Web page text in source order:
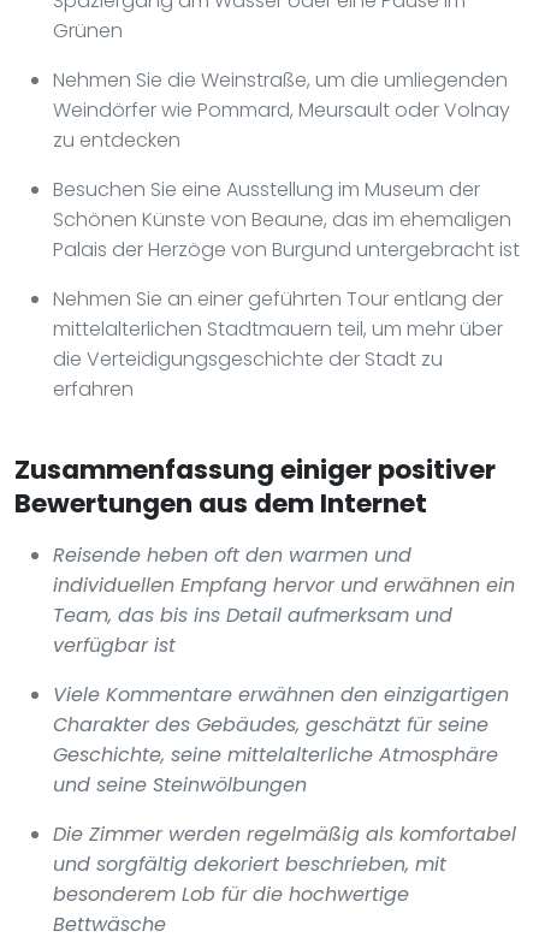
Grünen
Nehmen Sie die Weinstraße, um die umliegenden
Weindörfer wie Pommard, Meursault oder Volnay
zu entdecken
Besuchen Sie eine Ausstellung im Museum der
Schönen Künste von Beaune, das im ehemaligen
Palais der Herzöge von Burgund untergebracht ist
Nehmen Sie an einer geführten Tour entlang der
mittelalterlichen Stadtmauern teil, um mehr über
die Verteidigungsgeschichte der Stadt zu
erfahren
Zusammenfassung einiger positiver
Bewertungen aus dem Internet
Reisende heben oft den warmen und
individuellen Empfang hervor und erwähnen ein
Team, das bis ins Detail aufmerksam und
verfügbar ist
Viele Kommentare erwähnen den einzigartigen
Charakter des Gebäudes, geschätzt für seine
Geschichte, seine mittelalterliche Atmosphäre
und seine Steinwölbungen
Die Zimmer werden regelmäßig als komfortabel
und sorgfältig dekoriert beschrieben, mit
besonderem Lob für die hochwertige
Bettwäsche